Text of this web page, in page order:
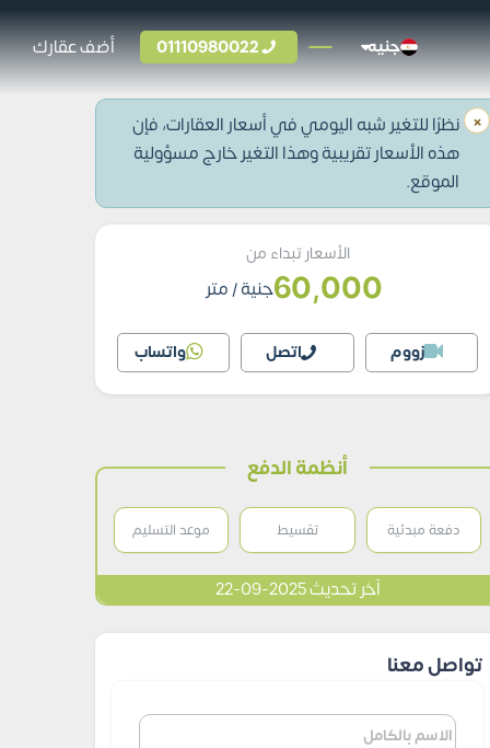
جنيه 01110980022 أضف عقارك
× نظرًا للتغير شبه اليومي في أسعار العقارات، فإن
هذه الأسعار تقريبية وهذا التغير خارج مسؤولية
الموقع.
الأسعار تبداء من
60,000جنية/ متر
زووم اتصل واتساب
أنظمة الدفع
دفعة مبدئية تقسيط موعد التسليم
آخر تحديث 2025-09-22
تواصل معنا